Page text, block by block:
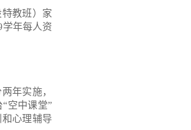
教班）家
学年每人资
年实施，
空中课堂”
心理辅导